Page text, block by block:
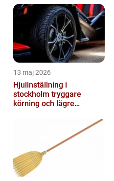
13 maj 2026
Hjulinställning i
stockholm tryggare
körning och lägre